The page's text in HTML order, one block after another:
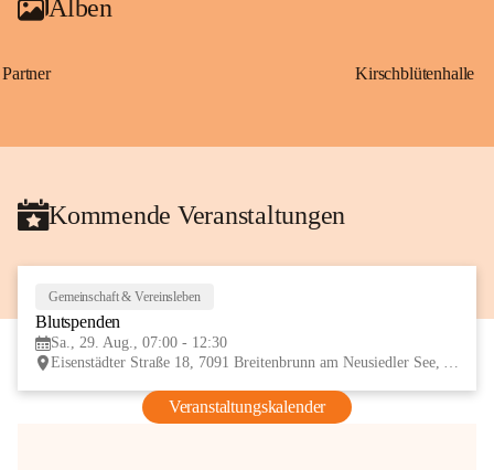
Alben
Partner Kirschblütenhalle
Kommende Veranstaltungen
Gemeinschaft & Vereinsleben
Blutspenden
Sa., 29. Aug., 07:00 - 12:30
Eisenstädter Straße 18, 7091 Breitenbrunn am Neusiedler See, AUT
Veranstaltungskalender